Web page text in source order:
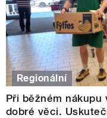
Regionální
Při běžném nákupu
dobré věci.